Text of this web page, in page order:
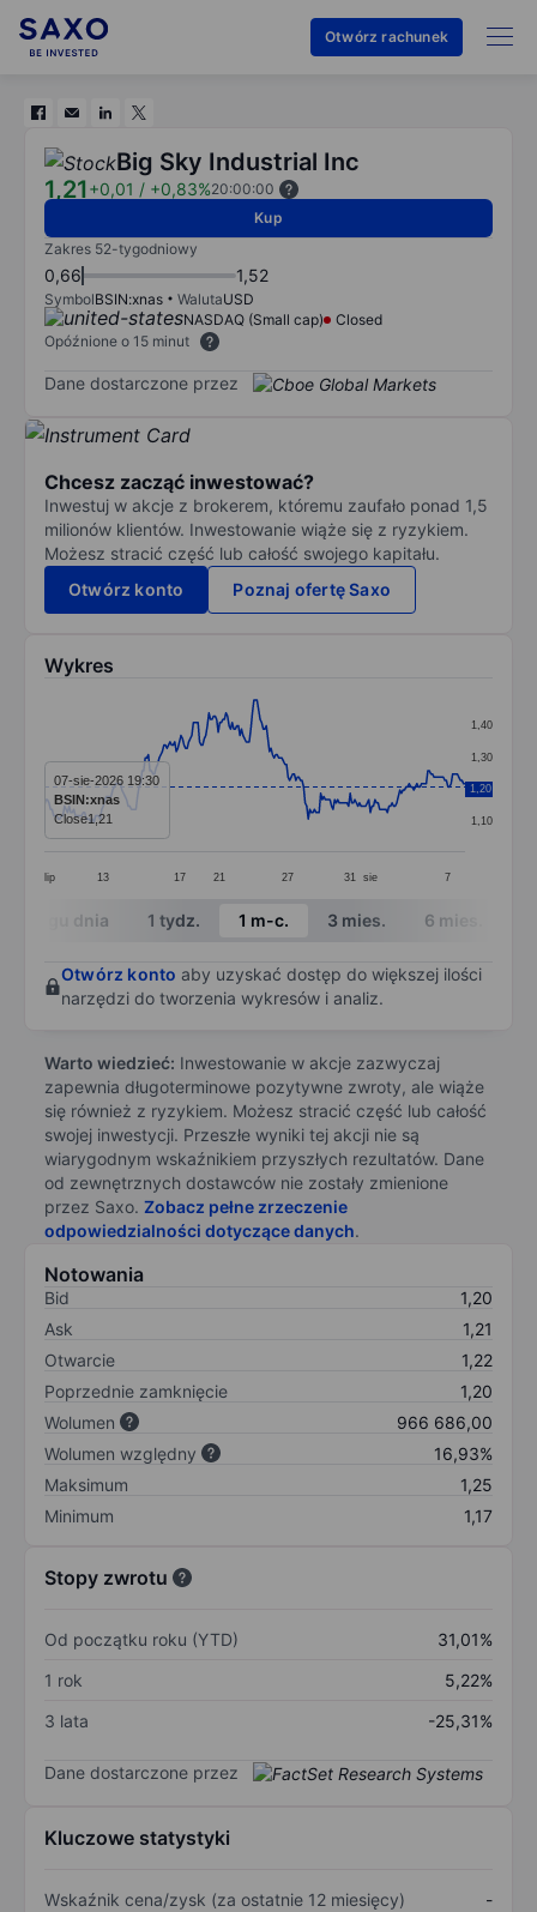
Otwórz rachunek
Big Sky Industrial Inc
1,21+0,01 / +0,83%20:00:00
Kup
Zakres 52-tygodniowy
0,66 1,52
SymbolBSIN:xnas WalutaUSD
NASDAQ (Small cap)
Closed
Opóźnione o 15 minut
Dane dostarczone przez
Chcesz zacząć inwestować?
Inwestuj w akcje z brokerem, któremu zaufało ponad 1,5
milionów klientów. Inwestowanie wiąże się z ryzykiem.
Możesz stracić część lub całość swojego kapitału.
Otwórz konto
Poznaj ofertę Saxo
Wykres
Line chart with 272 data points.
The chart has 1 X axis displaying categories.
The chart has 1 Y axis displaying values. Data ranges
lip 13 17 21 27 31 sie 7
1,10
1,20
1,30
1,40
1,20
07-sie-2026 19:30
BSIN:xnas
Close1,21
End of interactive chart.
W ciągu dnia 1 tydz. 1 m-c. 3 mies. 6 mies.
Otwórz konto aby uzyskać dostęp do większej ilości
narzędzi do tworzenia wykresów i analiz.
Warto wiedzieć: Inwestowanie w akcje zazwyczaj
zapewnia długoterminowe pozytywne zwroty, ale wiąże
się również z ryzykiem. Możesz stracić część lub całość
swojej inwestycji. Przeszłe wyniki tej akcji nie są
wiarygodnym wskaźnikiem przyszłych rezultatów. Dane
od zewnętrznych dostawców nie zostały zmienione
przez Saxo. Zobacz pełne zrzeczenie
odpowiedzialności dotyczące danych.
Notowania
Bid
1,20
Ask
1,21
Otwarcie
1,22
Poprzednie zamknięcie
1,20
Wolumen
966 686,00
Wolumen względny
16,93%
Maksimum
1,25
Minimum
1,17
Stopy zwrotu
Od początku roku (YTD)
31,01%
1 rok
5,22%
3 lata
-25,31%
Dane dostarczone przez
Kluczowe statystyki
Wskaźnik cena/zysk (za ostatnie 12 miesięcy)
-